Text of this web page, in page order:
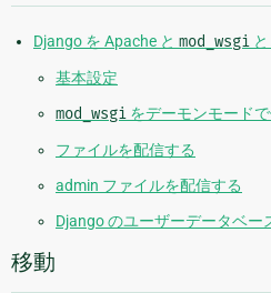
Django を Apache と mod_wsgi
基本設定
mod_wsgi をデーモンモード
ファイルを配信する
admin ファイルを配信する
Django のユーザーデータベー
移動